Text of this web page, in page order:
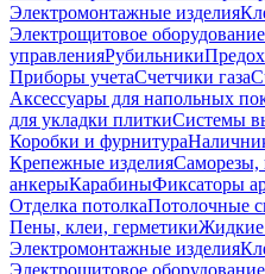
Электромонтажные изделия
Электрощитовое оборудование
управленияРубильники
Приборы учетаСчетчики газа
Аксессуары для напольных
для укладки плиткиСистемы
Коробки и фурнитура
Крепежные изделия
анкерыКарабиныФиксаторы
Отделка потолкаПотолочные
Пены, клеи, герметикиЖидкие
Электромонтажные изделия
Электрощитовое оборудование